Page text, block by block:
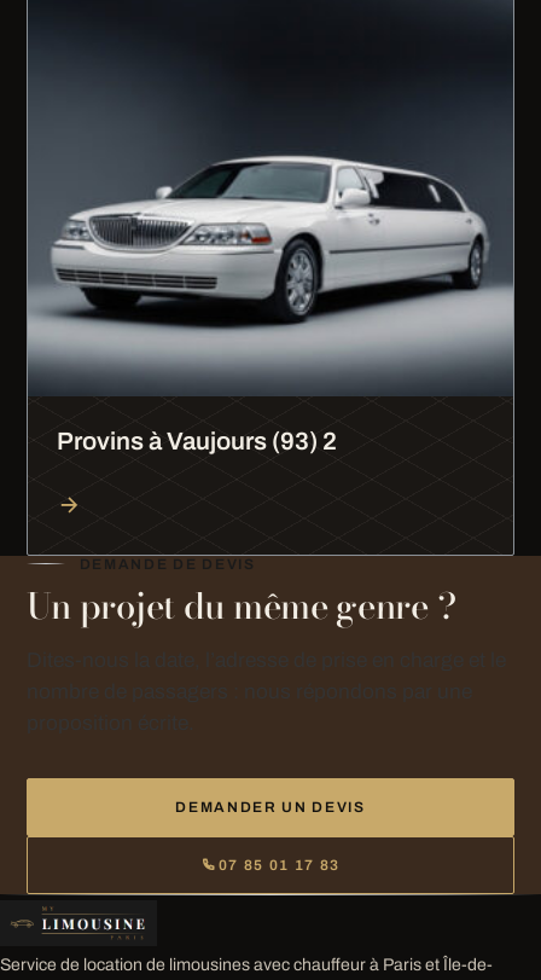
Provins à Vaujours (93) 2
DEMANDE DE DEVIS
Un projet du même genre ?
DEMANDER UN DEVIS
07 85 01 17 83
Service de location de limousines avec chauffeur à Paris et Île-de-